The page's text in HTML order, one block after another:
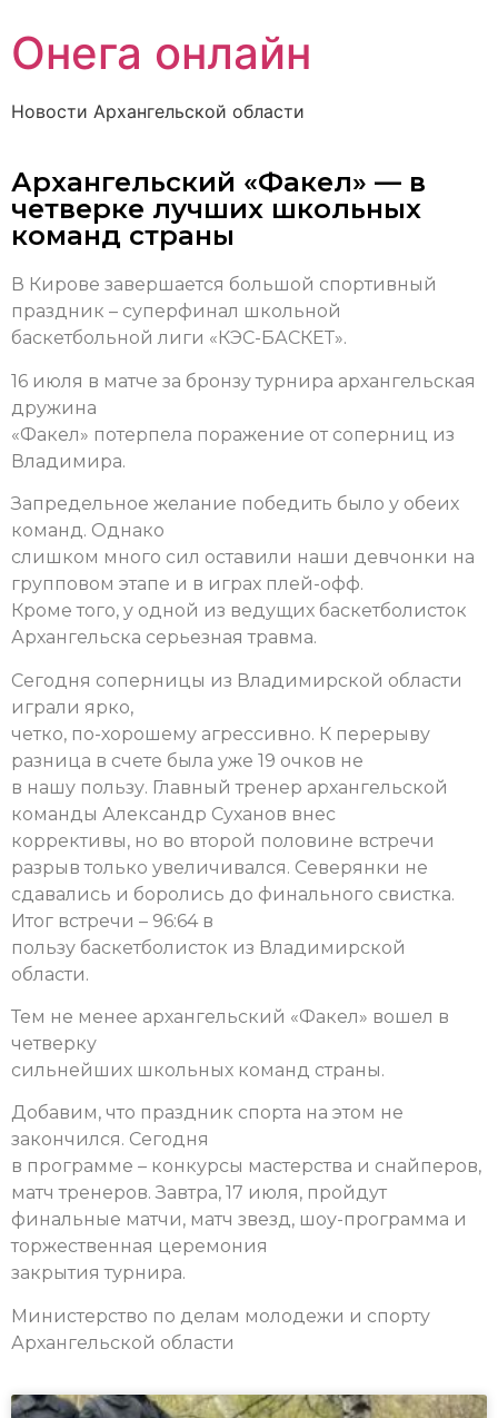
Онега онлайн
Новости Архангельской области
Архангельский «Факел» — в
четверке лучших школьных
команд страны
В Кирове завершается большой спортивный
праздник – суперфинал школьной
баскетбольной лиги «КЭС-БАСКЕТ».
16 июля в матче за бронзу турнира архангельская
дружина
«Факел» потерпела поражение от соперниц из
Владимира.
Запредельное желание победить было у обеих
команд. Однако
слишком много сил оставили наши девчонки на
групповом этапе и в играх плей-офф.
Кроме того, у одной из ведущих баскетболисток
Архангельска серьезная травма.
Сегодня соперницы из Владимирской области
играли ярко,
четко, по-хорошему агрессивно. К перерыву
разница в счете была уже 19 очков не
в нашу пользу. Главный тренер архангельской
команды Александр Суханов внес
коррективы, но во второй половине встречи
разрыв только увеличивался. Северянки не
сдавались и боролись до финального свистка.
Итог встречи – 96:64 в
пользу баскетболисток из Владимирской
области.
Тем не менее архангельский «Факел» вошел в
четверку
сильнейших школьных команд страны.
Добавим, что праздник спорта на этом не
закончился. Сегодня
в программе – конкурсы мастерства и снайперов,
матч тренеров. Завтра, 17 июля, пройдут
финальные матчи, матч звезд, шоу-программа и
торжественная церемония
закрытия турнира.
Министерство по делам молодежи и спорту
Архангельской области